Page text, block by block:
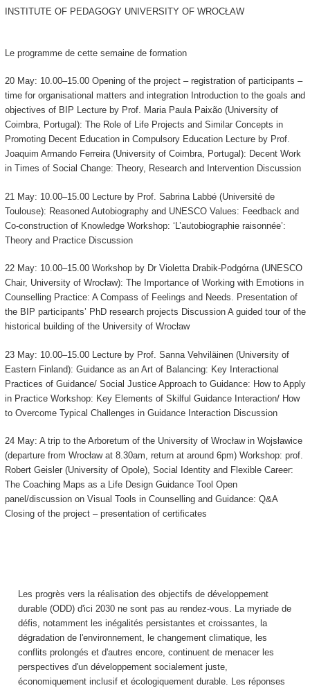
INSTITUTE OF PEDAGOGY UNIVERSITY OF WROCŁAW
Le programme de cette semaine de formation
20 May: 10.00–15.00 Opening of the project – registration of participants –
time for organisational matters and integration Introduction to the goals and
objectives of BIP Lecture by Prof. Maria Paula Paixão (University of
Coimbra, Portugal): The Role of Life Projects and Similar Concepts in
Promoting Decent Education in Compulsory Education Lecture by Prof.
Joaquim Armando Ferreira (University of Coimbra, Portugal): Decent Work
in Times of Social Change: Theory, Research and Intervention Discussion
21 May: 10.00–15.00 Lecture by Prof. Sabrina Labbé (Université de
Toulouse): Reasoned Autobiography and UNESCO Values: Feedback and
Co-construction of Knowledge Workshop: ‘L’autobiographie raisonnée’:
Theory and Practice Discussion
22 May: 10.00–15.00 Workshop by Dr Violetta Drabik-Podgórna (UNESCO
Chair, University of Wrocław): The Importance of Working with Emotions in
Counselling Practice: A Compass of Feelings and Needs. Presentation of
the BIP participants’ PhD research projects Discussion A guided tour of the
historical building of the University of Wrocław
23 May: 10.00–15.00 Lecture by Prof. Sanna Vehviläinen (University of
Eastern Finland): Guidance as an Art of Balancing: Key Interactional
Practices of Guidance/ Social Justice Approach to Guidance: How to Apply
in Practice Workshop: Key Elements of Skilful Guidance Interaction/ How
to Overcome Typical Challenges in Guidance Interaction Discussion
24 May: A trip to the Arboretum of the University of Wrocław in Wojsławice
(departure from Wrocław at 8.30am, return at around 6pm) Workshop: prof.
Robert Geisler (University of Opole), Social Identity and Flexible Career:
The Coaching Maps as a Life Design Guidance Tool Open
panel/discussion on Visual Tools in Counselling and Guidance: Q&A
Closing of the project – presentation of certificates
Les progrès vers la réalisation des objectifs de développement
durable (ODD) d'ici 2030 ne sont pas au rendez-vous. La myriade de
défis, notamment les inégalités persistantes et croissantes, la
dégradation de l'environnement, le changement climatique, les
conflits prolongés et d'autres encore, continuent de menacer les
perspectives d'un développement socialement juste,
économiquement inclusif et écologiquement durable. Les réponses